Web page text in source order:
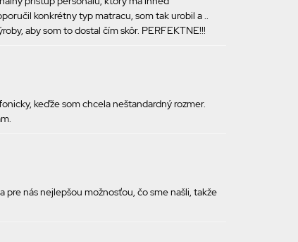
konkrétny typ matracu, som tak urobil a ..
aby som to dostal čím skôr. PERFEKTNE!!!
keďže som chcela neštandardný rozmer.
pre nás nejlepšou možnosťou, čo sme našli, takže